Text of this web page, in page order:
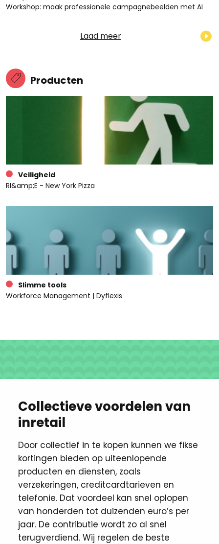
Workshop: maak professionele campagnebeelden met AI
Laad meer
Producten
Veiligheid
RI&amp;E - New York Pizza
Slimme tools
Workforce Management | Dyflexis
Collectieve voordelen van
inretail
Door collectief in te kopen kunnen we fikse
kortingen ​bieden op uiteenlopende
producten en diensten, zoals
verzekeringen, creditcardtarieven en
telefonie. Dat voordeel kan snel oplopen
van honderden tot duizenden euro’s per
jaar. De contributie wordt zo al snel
terugverdiend. Wij regelen de beste